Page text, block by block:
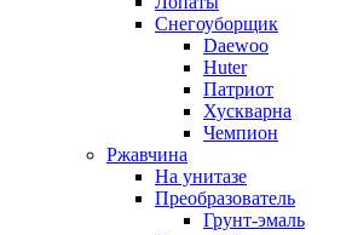
Снегоуборщик
Daewoo
Huter
Патриот
Хускварна
Чемпион
Ржавчина
На унитазе
Преобразователь
Грунт-эмаль